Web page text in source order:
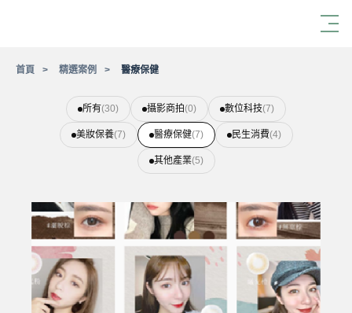
首頁 精選案例 醫療保健
所有(30) 攝影商拍(0) 數位科技(7)
美妝保養(7) 醫療保健(7) 民生消費(4)
其他產業(5)